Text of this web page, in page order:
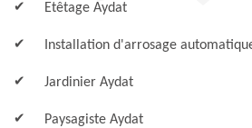
Etêtage Aydat
Installation d'arrosage
Jardinier Aydat
Paysagiste Aydat